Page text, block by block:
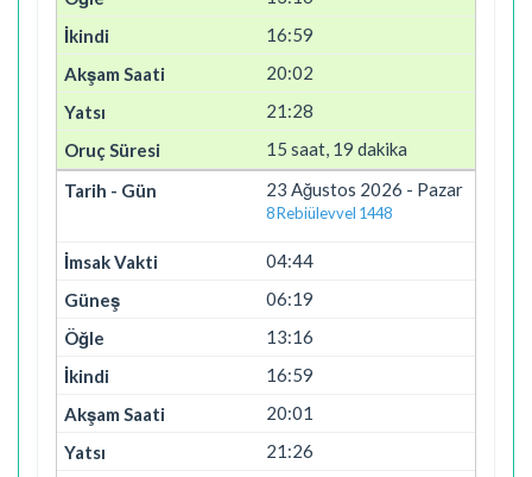
16:59
20:02
21:28
15 saat, 19 dakika
23 Ağustos 2026 - Pazar
8 Rebiülevvel 1448
04:44
06:19
13:16
16:59
20:01
21:26